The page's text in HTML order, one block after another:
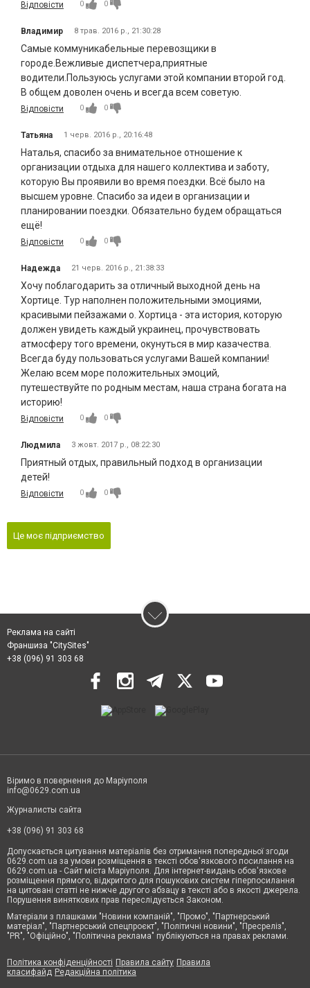
Відповісти 0 0
Владимир 8 трав. 2016 р., 21:30:28
Самые коммуникабельные перевозщики в
городе.Вежливые диспетчера,приятные
водители.Пользуюсь услугами этой компании второй год.
В общем доволен очень и всегда всем советую.
Відповісти 0 0
Татьяна 1 черв. 2016 р., 20:16:48
Наталья, спасибо за внимательное отношение к
организации отдыха для нашего коллектива и заботу,
которую Вы проявили во время поездки. Всё было на
высшем уровне. Спасибо за идеи в организации и
планировании поездки. Обязательно будем обращаться
ещё!
Відповісти 0 0
Надежда 21 черв. 2016 р., 21:38:33
Хочу поблагодарить за отличный выходной день на
Хортице. Тур наполнен положительными эмоциями,
красивыми пейзажами о. Хортица - эта история, которую
должен увидеть каждый украинец, прочувствовать
атмосферу того времени, окунуться в мир казачества.
Всегда буду пользоваться услугами Вашей компании!
Желаю всем море положительных эмоций,
путешествуйте по родным местам, наша страна богата на
историю!
Відповісти 0 0
Людмила 3 жовт. 2017 р., 08:22:30
Приятный отдых, правильный подход в организации
детей!
Відповісти 0 0
Це моє підприємство
Реклама на сайті
Франшиза "CitySites"
+38 (096) 91 303 68
Віримо в повернення до Маріуполя
info@0629.com.ua
Журналисты сайта
+38 (096) 91 303 68
Допускається цитування матеріалів без отримання попередньої згоди
0629.com.ua за умови розміщення в тексті обов'язкового посилання на
0629.com.ua - Сайт міста Маріуполя. Для інтернет-видань обов'язкове
розміщення прямого, відкритого для пошукових систем гіперпосилання
на цитовані статті не нижче другого абзацу в тексті або в якості джерела.
Порушення виняткових прав переслідується Законом.
Матеріали з плашками "Новини компаній", "Промо", "Партнерський
матеріал", "Партнерський спецпроєкт", "Політичні новини", "Пресреліз",
"PR", "Офіційно", "Політична реклама" публікуються на правах реклами.
Політика конфіденційності Правила сайту Правила
класифайд Редакційна політика